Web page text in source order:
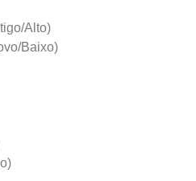
Alto)
Baixo)